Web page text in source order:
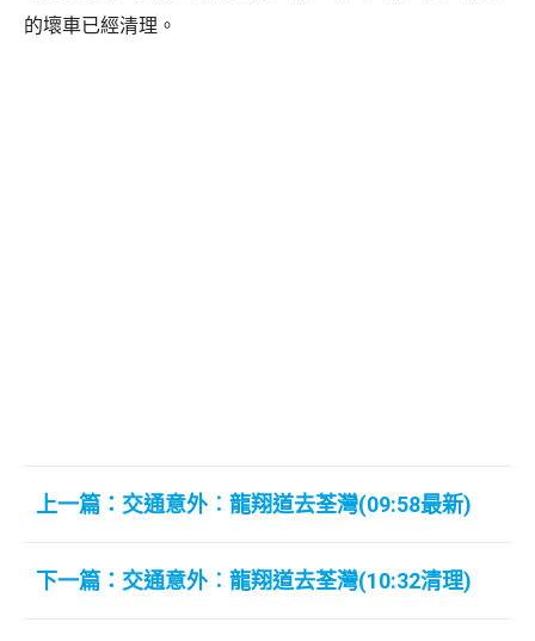
的壞車已經清理。
上一篇：交通意外︰龍翔道去荃灣(09:58最新)
下一篇：交通意外︰龍翔道去荃灣(10:32清理)